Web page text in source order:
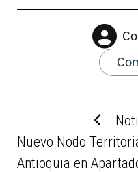
Nuevo Nodo
Antioquia en